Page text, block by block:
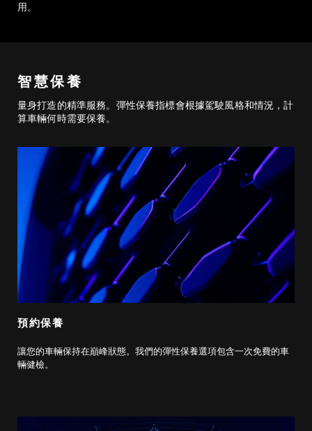
用。
智慧保養
量身打造的精準服務。彈性保養指標會根據駕駛風格和情況，計
算車輛何時需要保養。
預約保養
讓您的車輛保持在巔峰狀態。我們的彈性保養選項包含一次免費的車
輛健檢。